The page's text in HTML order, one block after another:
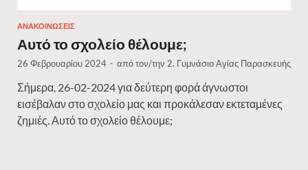
ΑΝΑΚΟΙΝΏΣΕΙΣ
Αυτό το σχολείο θέλουμε;
26 Φεβρουαρίου 2024 - από τον/την 2. Γυμνάσιο Αγίας Παρασκευής
Σήμερα, 26-02-2024 για δεύτερη φορά άγνωστοι
εισέβαλαν στο σχολείο μας και προκάλεσαν εκτεταμένες
ζημιές. Αυτό το σχολείο θέλουμε;